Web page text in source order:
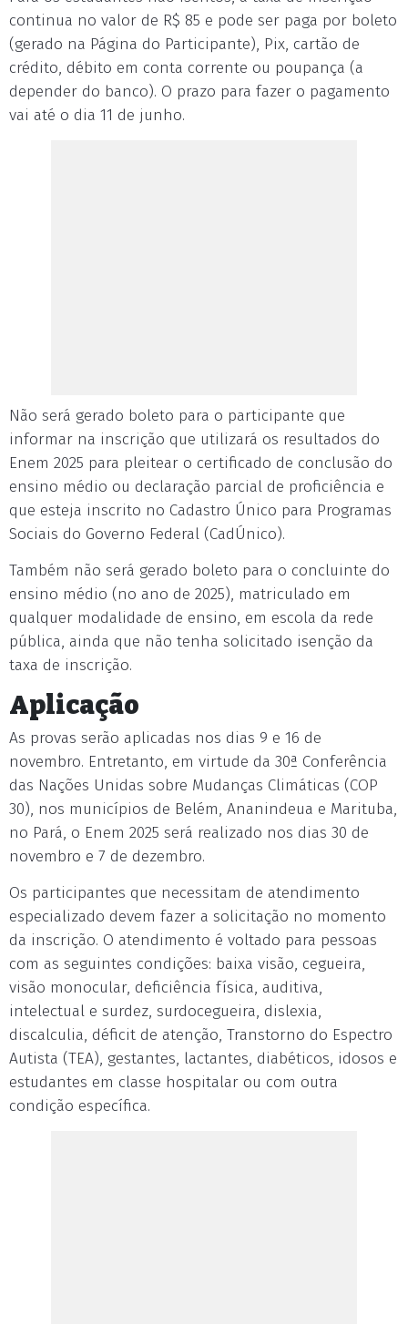
continua no valor de R$ 85 e pode ser paga por boleto
(gerado na Página do Participante), Pix, cartão de
crédito, débito em conta corrente ou poupança (a
depender do banco). O prazo para fazer o pagamento
vai até o dia 11 de junho.
Não será gerado boleto para o participante que
informar na inscrição que utilizará os resultados do
Enem 2025 para pleitear o certificado de conclusão do
ensino médio ou declaração parcial de proficiência e
que esteja inscrito no Cadastro Único para Programas
Sociais do Governo Federal (CadÚnico).
Também não será gerado boleto para o concluinte do
ensino médio (no ano de 2025), matriculado em
qualquer modalidade de ensino, em escola da rede
pública, ainda que não tenha solicitado isenção da
taxa de inscrição.
Aplicação
As provas serão aplicadas nos dias 9 e 16 de
novembro. Entretanto, em virtude da 30ª Conferência
das Nações Unidas sobre Mudanças Climáticas (COP
30), nos municípios de Belém, Ananindeua e Marituba,
no Pará, o Enem 2025 será realizado nos dias 30 de
novembro e 7 de dezembro.
Os participantes que necessitam de atendimento
especializado devem fazer a solicitação no momento
da inscrição. O atendimento é voltado para pessoas
com as seguintes condições: baixa visão, cegueira,
visão monocular, deficiência física, auditiva,
intelectual e surdez, surdocegueira, dislexia,
discalculia, déficit de atenção, Transtorno do Espectro
Autista (TEA), gestantes, lactantes, diabéticos, idosos e
estudantes em classe hospitalar ou com outra
condição específica.